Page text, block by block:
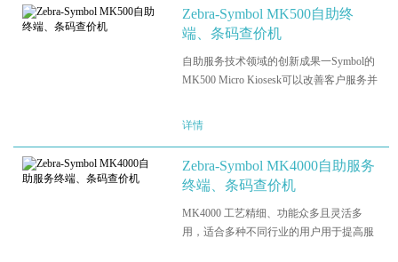
Zebra-Symbol MK500自助终
端、条码查价机
自助服务技术领域的创新成果一Symbol的
MK500 Micro Kiosesk可以改善客户服务并
安装且经济实惠的设备，零售商可以为每
详情
Zebra-Symbol MK4000自助服务
终端、条码查价机
MK4000 工艺精细、功能众多且灵活多
用，适合多种不同行业的用户用于提高服